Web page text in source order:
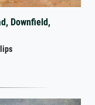
Downfield,